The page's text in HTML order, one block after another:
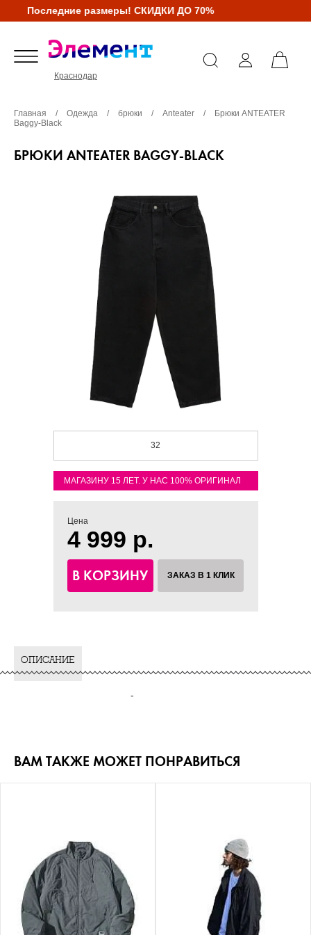
Последние размеры! СКИДКИ ДО 70%
Краснодар
Главная / Одежда / брюки / Anteater /
Брюки ANTEATER
Baggy-Black
БРЮКИ ANTEATER BAGGY-BLACK
32
МАГАЗИНУ 15 ЛЕТ. У НАС 100% ОРИГИНАЛ
Цена
4 999 р.
В КОРЗИНУ ЗАКАЗ В 1 КЛИК
ОПИСАНИЕ
-
ВАМ ТАКЖЕ МОЖЕТ ПОНРАВИТЬСЯ